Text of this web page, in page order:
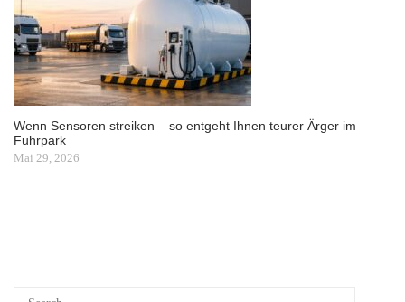
Wenn Sensoren streiken – so entgeht Ihnen teurer Ärger im
Fuhrpark
Mai 29, 2026